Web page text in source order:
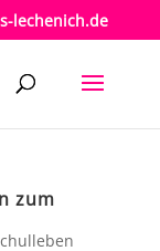
lechenich.de
zum